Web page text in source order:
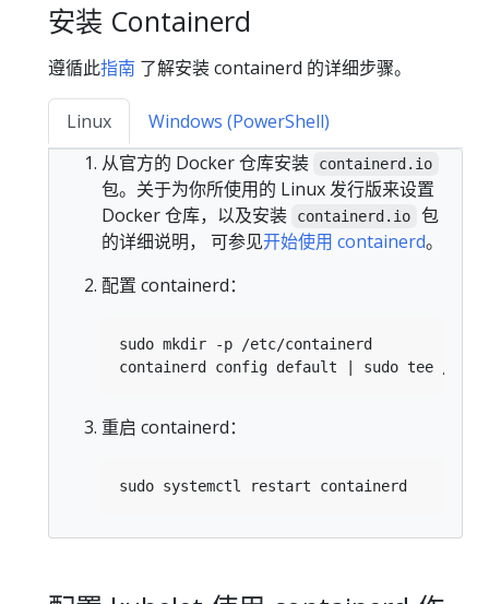
安装 Containerd
遵循此指南 了解安装 containerd 的详细步骤。
Linux
Windows (PowerShell)
从官方的 Docker 仓库安装
containerd.io
包。关于为你所使用的 Linux 发行版来设置
Docker 仓库，以及安装
containerd.io
包
的详细说明， 可参见开始使用 containerd。
配置 containerd：
重启 containerd：